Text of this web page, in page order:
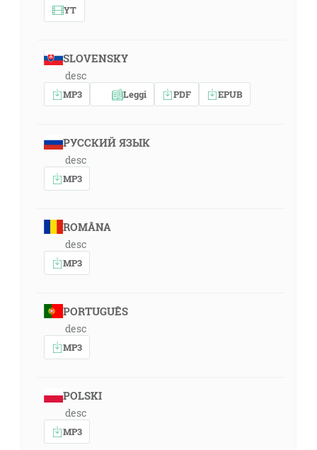
YT
SLOVENSKY
desc
MP3 Leggi PDF EPUB
РУССКИЙ ЯЗЫК
desc
MP3
ROMÂNA
desc
MP3
PORTUGUÊS
desc
MP3
POLSKI
desc
MP3